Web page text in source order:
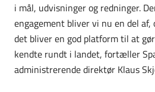
i mål, udvisninger og redninger.
engagement bliver vi nu en del af,
det bliver en god platform til at
kendte rundt i landet, fortæller
administrerende direktør Klaus